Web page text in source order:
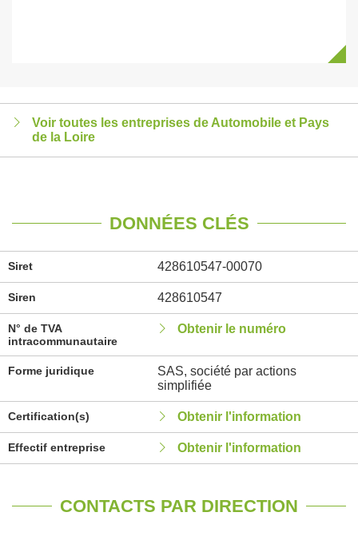
Voir toutes les entreprises de Automobile et Pays
de la Loire
DONNÉES CLÉS
Siret 428610547-00070
Siren 428610547
N° de TVA
intracommunautaire
Obtenir le numéro
Forme juridique
SAS, société par actions
simplifiée
Certification(s) Obtenir l'information
Effectif entreprise Obtenir l'information
CONTACTS PAR DIRECTION